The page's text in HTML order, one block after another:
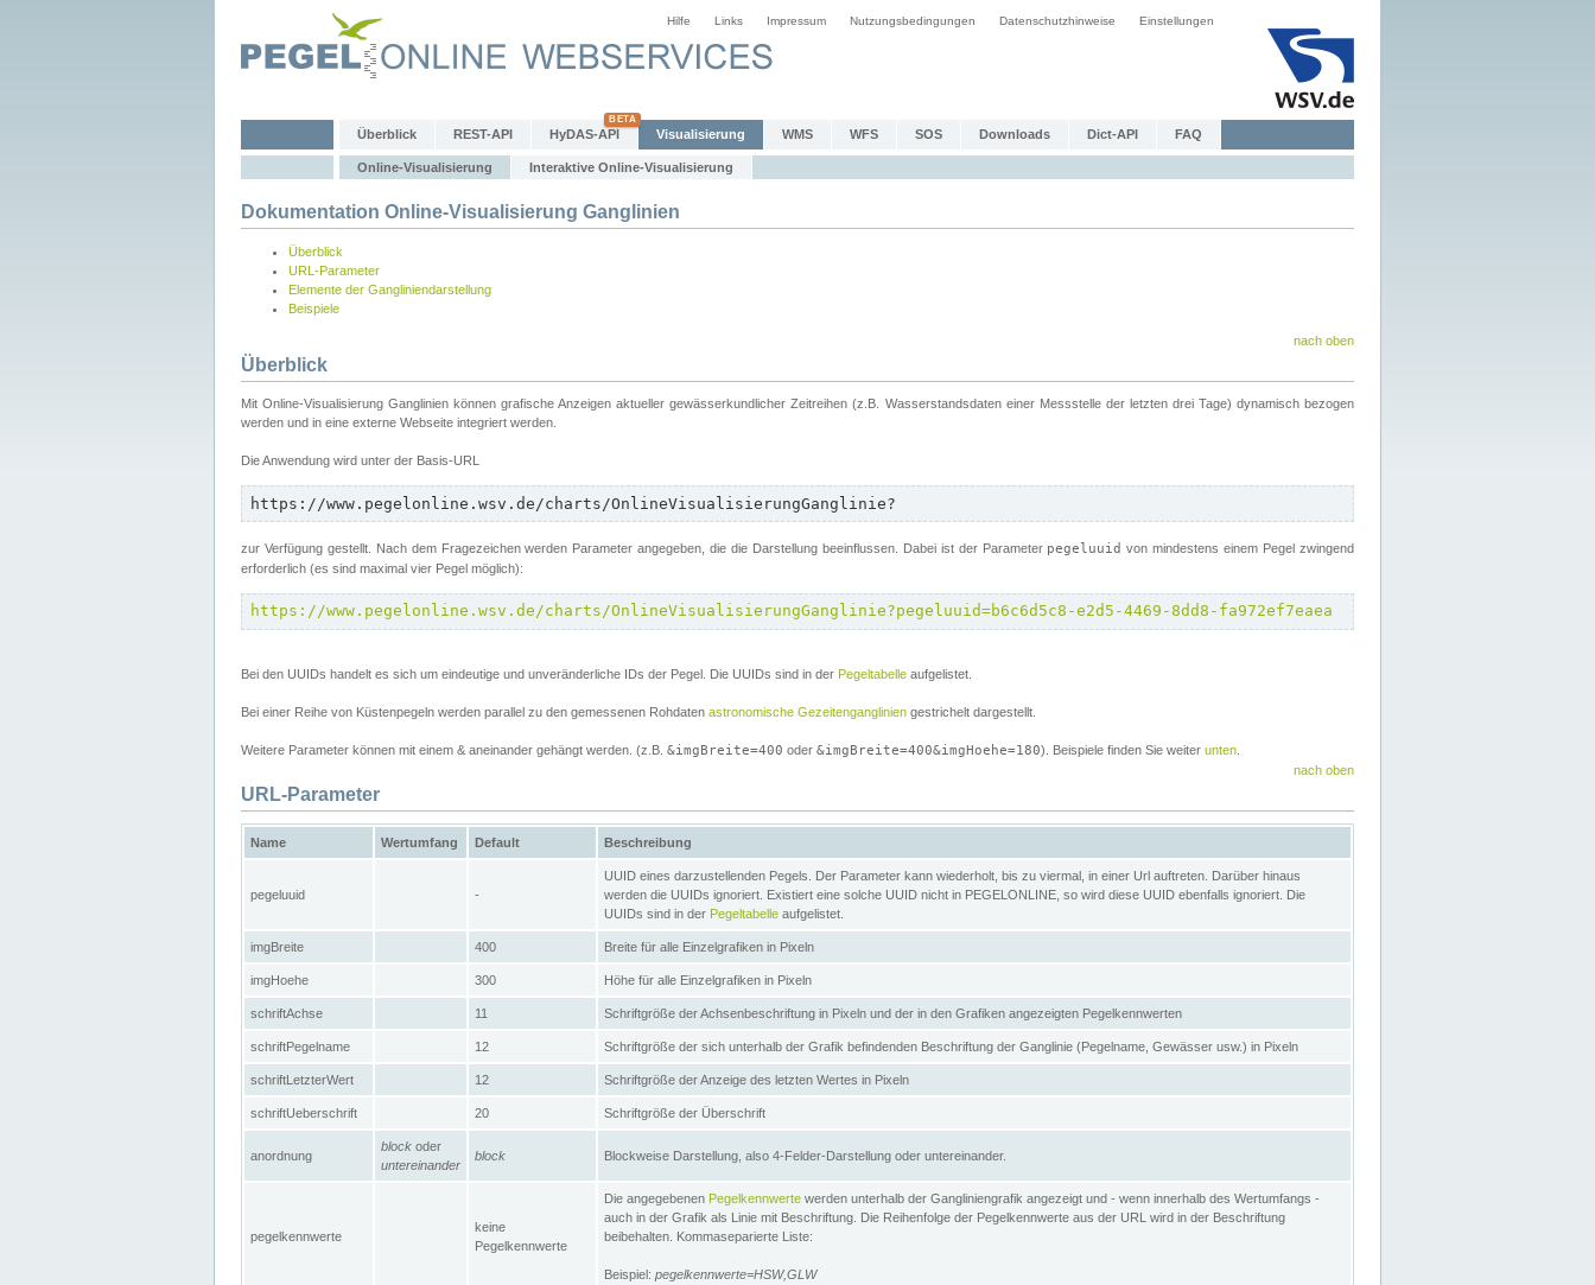
Hilfe Links Impressum Nutzungsbedingungen Datenschutzhinweise Einstellungen
Überblick REST-API HyDAS-API Visualisierung WMS WFS SOS Downloads Dict-API FAQ
Online-Visualisierung Interaktive Online-Visualisierung
Dokumentation Online-Visualisierung Ganglinien
Überblick
URL-Parameter
Elemente der Gangliniendarstellung
Beispiele
nach oben
Überblick
Mit Online-Visualisierung Ganglinien können grafische Anzeigen aktueller gewässerkundlicher Zeitreihen (z.B. Wasserstandsdaten einer Messstelle der letzten drei Tage) dynamisch bezogen
werden und in eine externe Webseite integriert werden.
Die Anwendung wird unter der Basis-URL
https://www.pegelonline.wsv.de/charts/OnlineVisualisierungGanglinie?
zur Verfügung gestellt. Nach dem Fragezeichen werden Parameter angegeben, die die Darstellung beeinflussen. Dabei ist der Parameter pegeluuid von mindestens einem Pegel zwingend
erforderlich (es sind maximal vier Pegel möglich):
https://www.pegelonline.wsv.de/charts/OnlineVisualisierungGanglinie?pegeluuid=b6c6d5c8-e2d5-4469-8dd8-fa972ef7eaea
Bei den UUIDs handelt es sich um eindeutige und unveränderliche IDs der Pegel. Die UUIDs sind in der Pegeltabelle aufgelistet.
Bei einer Reihe von Küstenpegeln werden parallel zu den gemessenen Rohdaten astronomische Gezeitenganglinien gestrichelt dargestellt.
Weitere Parameter können mit einem & aneinander gehängt werden. (z.B. &imgBreite=400 oder &imgBreite=400&imgHoehe=180). Beispiele finden Sie weiter unten
nach oben
URL-Parameter
Name Wertumfang Default Beschreibung
pegeluuid -
UUID eines darzustellenden Pegels. Der Parameter kann wiederholt, bis zu viermal, in einer Url auftreten. Darüber hinaus
werden die UUIDs ignoriert. Existiert eine solche UUID nicht in PEGELONLINE, so wird diese UUID ebenfalls ignoriert. Die
UUIDs sind in der Pegeltabelle aufgelistet.
imgBreite 400 Breite für alle Einzelgrafiken in Pixeln
imgHoehe 300 Höhe für alle Einzelgrafiken in Pixeln
schriftAchse 11 Schriftgröße der Achsenbeschriftung in Pixeln und der in den Grafiken angezeigten Pegelkennwerten
schriftPegelname 12 Schriftgröße der sich unterhalb der Grafik befindenden Beschriftung der Ganglinie (Pegelname, Gewässer usw.) in Pixeln
schriftLetzterWert 12 Schriftgröße der Anzeige des letzten Wertes in Pixeln
schriftUeberschrift 20 Schriftgröße der Überschrift
anordnung
block oder
untereinander
block Blockweise Darstellung, also 4-Felder-Darstellung oder untereinander.
pegelkennwerte
keine
Pegelkennwerte
Die angegebenen Pegelkennwerte werden unterhalb der Gangliniengrafik angezeigt und - wenn innerhalb des Wertumfangs -
auch in der Grafik als Linie mit Beschriftung. Die Reihenfolge der Pegelkennwerte aus der URL wird in der Beschriftung
beibehalten. Kommaseparierte Liste:
Beispiel: pegelkennwerte=HSW,GLW